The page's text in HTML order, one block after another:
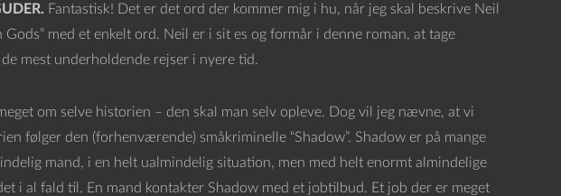
Fantastisk! Det er det ord der kommer mig i hu, når jeg skal beskrive Neil
Gods” med et enkelt ord. Neil er i sit es og formår i denne roman, at tage
mest underholdende rejser i nyere tid.
om selve historien – den skal man selv opleve. Dog vil jeg nævne, at vi
følger den (forhenværende) småkriminelle “Shadow”. Shadow er på mange
mand, i en helt ualmindelig situation, men med helt enormt almindelige
i al fald til. En mand kontakter Shadow med et jobtilbud. Et job der er meget